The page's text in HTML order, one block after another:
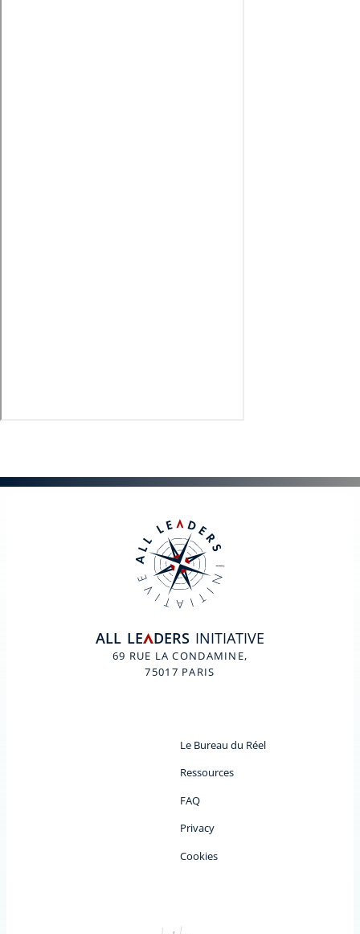
ALL LEADERS INITIATIVE
69 RUE LA CONDAMINE,
75017 PARIS
Le Bureau du Réel
Ressources
FAQ
Privacy
Cookies